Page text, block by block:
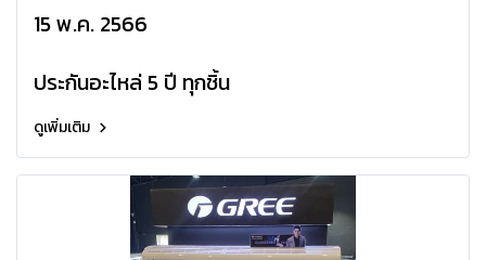
15 พ.ค. 2566
ประกันอะไหล่ 5 ปี ทุกชิ้น
ดูเพิ่มเติม